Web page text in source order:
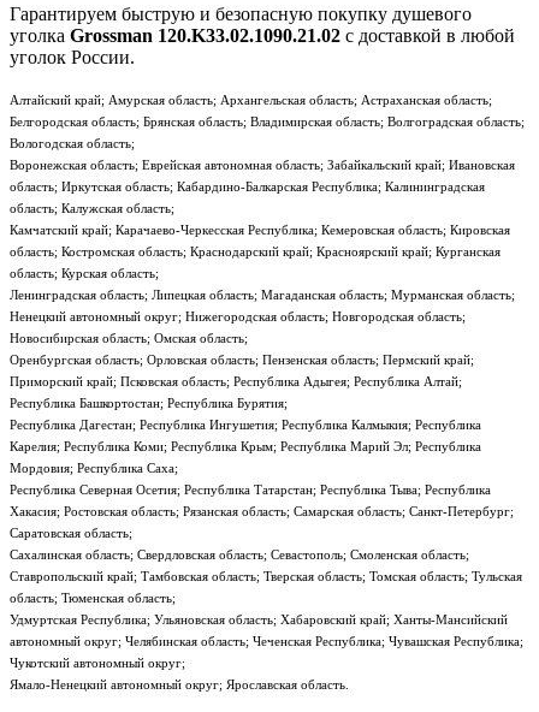
Гарантируем быструю и безопасную покупку душевого
уголка Grossman 120.K33.02.1090.21.02 с доставкой в любой
уголок России.
Алтайский край; Амурская область; Архангельская область; Астраханская область;
Белгородская область; Брянская область; Владимирская область; Волгоградская область;
Вологодская область;
Воронежская область; Еврейская автономная область; Забайкальский край; Ивановская
область; Иркутская область; Кабардино-Балкарская Республика; Калининградская
область; Калужская область;
Камчатский край; Карачаево-Черкесская Республика; Кемеровская область; Кировская
область; Костромская область; Краснодарский край; Красноярский край; Курганская
область; Курская область;
Ленинградская область; Липецкая область; Магаданская область; Мурманская область;
Ненецкий автономный округ; Нижегородская область; Новгородская область;
Новосибирская область; Омская область;
Оренбургская область; Орловская область; Пензенская область; Пермский край;
Приморский край; Псковская область; Республика Адыгея; Республика Алтай;
Республика Башкортостан; Республика Бурятия;
Республика Дагестан; Республика Ингушетия; Республика Калмыкия; Республика
Карелия; Республика Коми; Республика Крым; Республика Марий Эл; Республика
Мордовия; Республика Саха;
Республика Северная Осетия; Республика Татарстан; Республика Тыва; Республика
Хакасия; Ростовская область; Рязанская область; Самарская область; Санкт-Петербург;
Саратовская область;
Сахалинская область; Свердловская область; Севастополь; Смоленская область;
Ставропольский край; Тамбовская область; Тверская область; Томская область; Тульская
область; Тюменская область;
Удмуртская Республика; Ульяновская область; Хабаровский край; Ханты-Мансийский
автономный округ; Челябинская область; Чеченская Республика; Чувашская Республика;
Чукотский автономный округ;
Ямало-Ненецкий автономный округ; Ярославская область.